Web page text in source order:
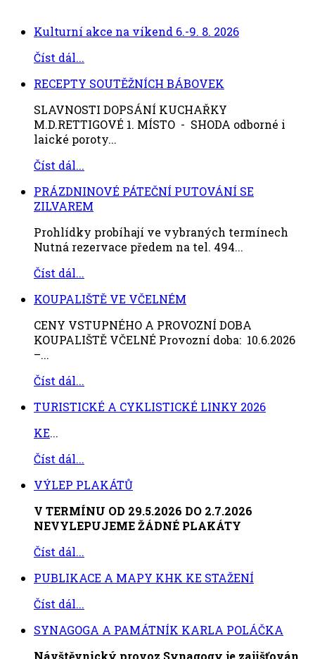
Kulturní akce na víkend 6.-9. 8. 2026
Číst dál...
RECEPTY SOUTĚŽNÍCH BÁBOVEK
SLAVNOSTI DOPSÁNÍ KUCHAŘKY
M.D.RETTIGOVÉ 1. MÍSTO - SHODA odborné i
laické poroty...
Číst dál...
PRÁZDNINOVÉ PÁTEČNÍ PUTOVÁNÍ SE
ZILVAREM
Prohlídky probíhají ve vybraných termínech
Nutná rezervace předem na tel. 494...
Číst dál...
KOUPALIŠTĚ VE VČELNÉM
CENY VSTUPNÉHO A PROVOZNÍ DOBA
KOUPALIŠTĚ VČELNÉ Provozní doba: 10.6.2026
–...
Číst dál...
TURISTICKÉ A CYKLISTICKÉ LINKY 2026
KE...
Číst dál...
VÝLEP PLAKÁTŮ
V TERMÍNU OD 29.5.2026 DO 2.7.2026
NEVYLEPUJEME ŽÁDNÉ PLAKÁTY
Číst dál...
PUBLIKACE A MAPY KHK KE STAŽENÍ
Číst dál...
SYNAGOGA A PAMÁTNÍK KARLA POLÁČKA
Návštěvnický provoz Synagogy je zajišťován